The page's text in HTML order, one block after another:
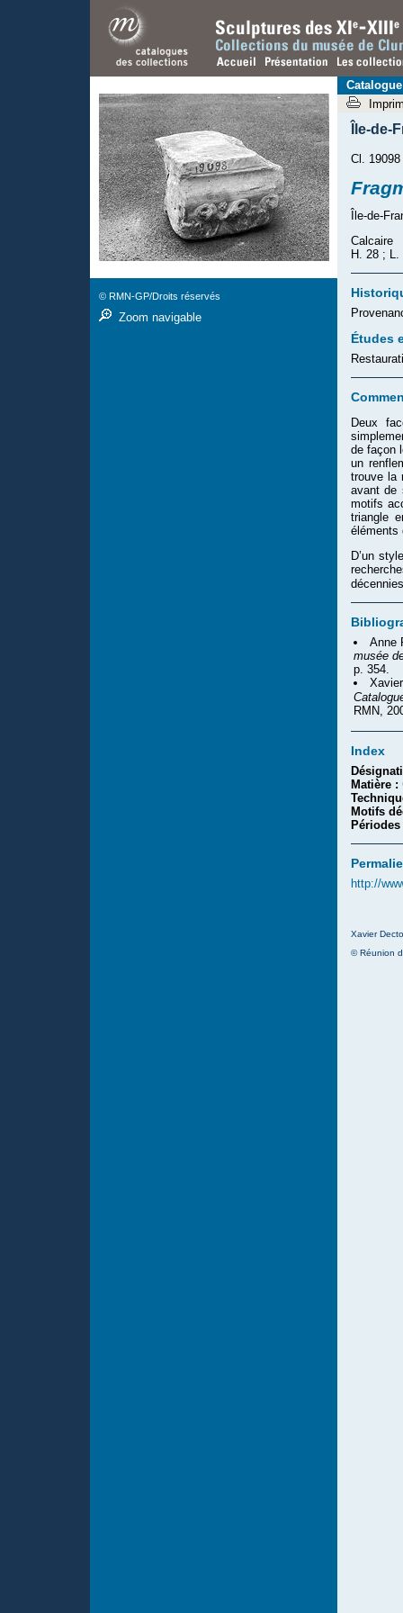
Île-de-
Cl. 19098
Île-de-
Calcaire
H. 28 ;
Études
Deux
de façon
un
trouve la
avant de
motifs
triangle
éléments
D’un
Anne
musée
p. 354.
RMN,
Index
Matière :
Motifs
http://
Xavier
© Réunion
© RMN-GP/Droits réservés
Zoom navigable
Catalogue